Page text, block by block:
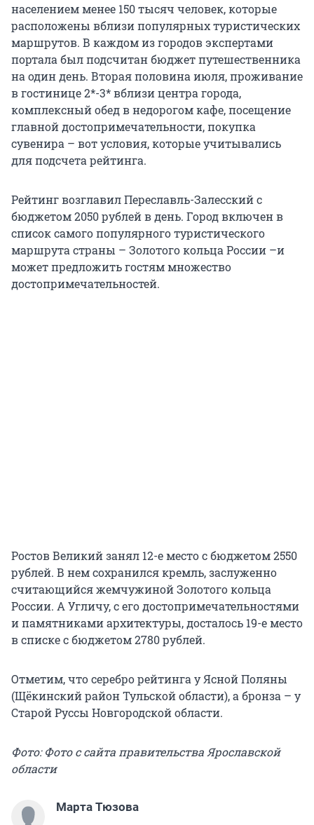
населением менее 150 тысяч человек, которые
расположены вблизи популярных туристических
маршрутов. В каждом из городов экспертами
портала был подсчитан бюджет путешественника
на один день. Вторая половина июля, проживание
в гостинице 2*-3* вблизи центра города,
комплексный обед в недорогом кафе, посещение
главной достопримечательности, покупка
сувенира – вот условия, которые учитывались
для подсчета рейтинга.
Рейтинг возглавил Переславль-Залесский с
бюджетом 2050 рублей в день. Город включен в
список самого популярного туристического
маршрута страны – Золотого кольца России –и
может предложить гостям множество
достопримечательностей.
Ростов Великийзанял 12-е место с бюджетом 2550
рублей. В нем сохранился кремль, заслуженно
считающийся жемчужиной Золотого кольца
России. А Угличу, с его достопримечательностями
и памятниками архитектуры, досталось 19-е место
в списке с бюджетом 2780 рублей.
Отметим, что серебро рейтинга у Ясной Поляны
(Щёкинский район Тульской области), а бронза – у
Старой Руссы Новгородской области.
Фото: Фото с сайта правительства Ярославской
области
Марта Тюзова